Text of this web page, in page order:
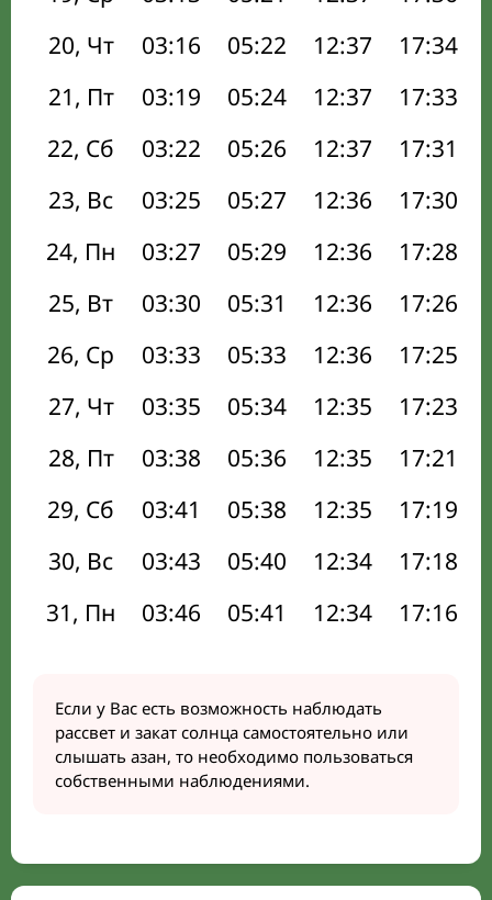
20, Чт
03:16 05:22 12:37 17:34
21, Пт
03:19 05:24 12:37 17:33
22, Сб
03:22 05:26 12:37 17:31
23, Вс
03:25 05:27 12:36 17:30
24, Пн
03:27 05:29 12:36 17:28
25, Вт
03:30 05:31 12:36 17:26
26, Ср
03:33 05:33 12:36 17:25
27, Чт
03:35 05:34 12:35 17:23
28, Пт
03:38 05:36 12:35 17:21
29, Сб
03:41 05:38 12:35 17:19
30, Вс
03:43 05:40 12:34 17:18
31, Пн
03:46 05:41 12:34 17:16
Если у Вас есть возможность наблюдать
рассвет и закат солнца самостоятельно или
слышать азан, то необходимо пользоваться
собственными наблюдениями.